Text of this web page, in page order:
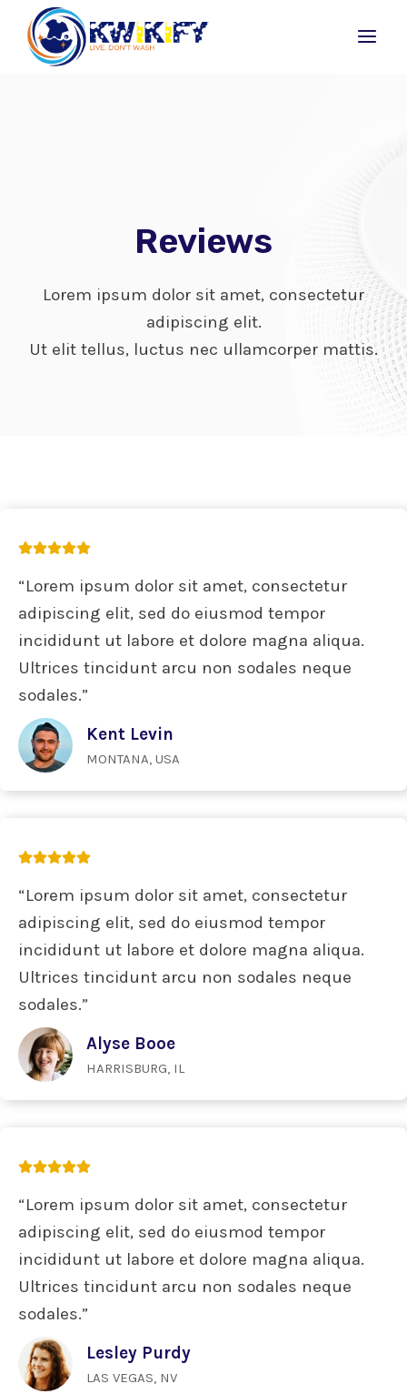
content
Reviews
Lorem ipsum dolor sit amet, consectetur
adipiscing elit.
Ut elit tellus, luctus nec ullamcorper mattis.
“Lorem ipsum dolor sit amet, consectetur
adipiscing elit, sed do eiusmod tempor
incididunt ut labore et dolore magna aliqua.
Ultrices tincidunt arcu non sodales neque
sodales.”
Kent Levin
MONTANA, USA
“Lorem ipsum dolor sit amet, consectetur
adipiscing elit, sed do eiusmod tempor
incididunt ut labore et dolore magna aliqua.
Ultrices tincidunt arcu non sodales neque
sodales.”
Alyse Booe
HARRISBURG, IL
“Lorem ipsum dolor sit amet, consectetur
adipiscing elit, sed do eiusmod tempor
incididunt ut labore et dolore magna aliqua.
Ultrices tincidunt arcu non sodales neque
sodales.”
Lesley Purdy
LAS VEGAS, NV